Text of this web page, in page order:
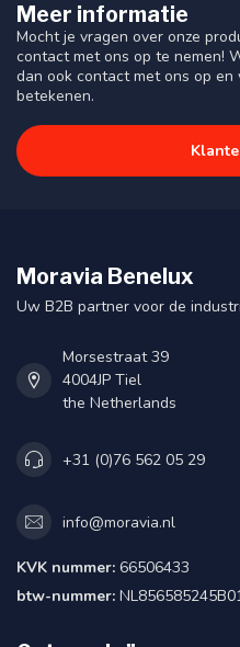
Meer informatie
Mocht je vragen over onze
contact met ons op te nemen!
dan ook contact met ons op
betekenen.
Moravia Benelux
Uw B2B partner voor de
Morsestraat 39
4004JP Tiel
the Netherlands
+31 (0)76 562 05 29
info@moravia.nl
KVK nummer: 66506433
btw-nummer: